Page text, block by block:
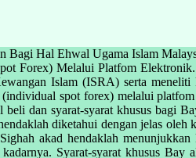
Bagi Hal Ehwal Ugama Islam
Forex) Melalui Platfom
Islam (ISRA) serta
spot forex) melalui
dan syarat-syarat khusus bagi
diketahui dengan jelas
akad hendaklah
Syarat-syarat khusus